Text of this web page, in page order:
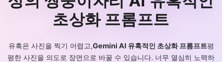
초상화 프롬프트
유혹은 사진을 찍기 어렵고,Gemini AI 유혹적인 초상화 프롬프트평
평한 사진을 의도로 장면으로 바꿀 수 있습니다. 너무 열심히 노력하